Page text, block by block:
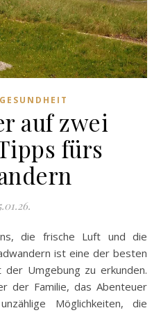
GESUNDHEIT
auf zwei
fürs
ist eine der besten
der Umgebung zu erkunden.
der Familie, das Abenteuer
Möglichkeiten, die